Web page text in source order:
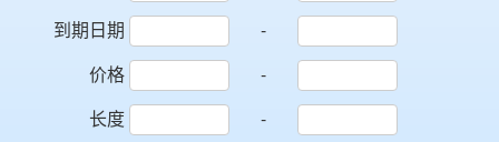
到期日期
-
价格
-
长度
-